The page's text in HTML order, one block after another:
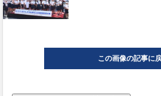
この画像の記事に